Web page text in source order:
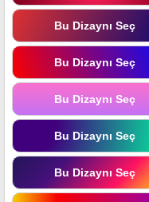
Bu Dizaynı Seç
Bu Dizaynı Seç
Bu Dizaynı Seç
Bu Dizaynı Seç
Bu Dizaynı Seç